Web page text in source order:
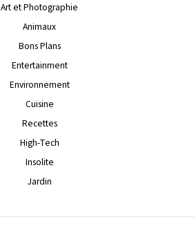
Art et Photographie
Animaux
Bons Plans
Entertainment
Environnement
Cuisine
Recettes
High-Tech
Insolite
Jardin